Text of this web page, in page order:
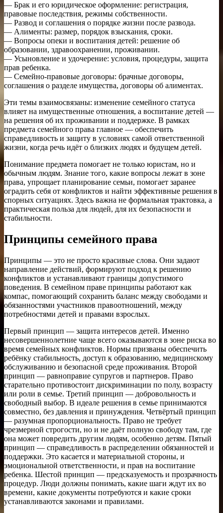
— Брак и его юридическое оформление: регистрация,
правовые последствия, режимы собственности.
— Развод и соглашения о порядке жизни после развода.
— Алименты: размер, порядок взыскания, сроки.
— Вопросы опеки и воспитания детей: решение об
образовании, здравоохранении, проживании.
— Усыновление и удочерение: условия, процедуры, защита
прав ребенка.
— Семейно-правовые договоры: брачные договоры,
соглашения о разделе имущества, договоры об алиментах.
Эти темы взаимосвязаны: изменение семейного статуса
влияет на имущественные отношения, а воспитание детей —
на решения об их проживании и поддержке. В рамках
предмета семейного права главное — обеспечить
справедливость и защиту в условиях самой ответственной
жизни, когда речь идёт о близких людях и будущем детей.
Понимание предмета помогает не только юристам, но и
обычным людям. Знание того, какие вопросы лежат в зоне
права, упрощает планирование семьи, помогает заранее
оградить себя от конфликтов и найти эффективные решения в
спорных ситуациях. Здесь важна не формальная трактовка, а
практическая польза для людей, для их безопасности и
стабильности.
Принципы семейного права
Принципы — это не просто красивые слова. Они задают
направление действий, формируют подход к решению
конфликтов и устанавливают границы допустимого
поведения. В семейном праве принципы работают как
компас, помогающий сохранить баланс между свободами и
обязанностями участников правоотношений, между
потребностями детей и правами взрослых.
Первый принцип — защита интересов детей. Именно
несовершеннолетние чаще всего оказываются в зоне риска во
время семейных конфликтов. Нормы призваны обеспечить
ребёнку стабильность, доступ к образованию, медицинскому
обслуживанию и безопасной среде проживания. Второй
принцип — равноправие супругов и партнеров. Право
старательно противостоит дискриминации по полу, возрасту
или роли в семье. Третий принцип — добровольность и
свободный выбор. В идеале решения в семье принимаются
совместно, без давления и принуждения. Четвёртый принцип
— разумная пропорциональность. Право не требует
чрезмерной строгости, но и не даёт полную свободу там, где
она может повредить другим людям, особенно детям. Пятый
принцип — справедливость в распределении обязанностей и
поддержки. Это касается и материальной стороны, и
эмоциональной ответственности, и прав на воспитание
ребенка. Шестой принцип — предсказуемость и прозрачность
процедур. Люди должны понимать, какие шаги ждут их во
времени, какие документы потребуются и какие сроки
устанавливаются законами и правилами.